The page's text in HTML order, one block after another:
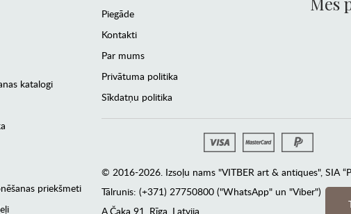
katalogi
priekšmeti
Piegāde
Kontakti
Par mums
Privātuma politika
Sīkdatņu politika
© 2016-2026. Izsoļu nams "VITBER art & antiques", SIA
Tālrunis: (+371) 27750800 ("WhatsApp" un "Viber")
А.Čaka 91, Rīga, Latvija